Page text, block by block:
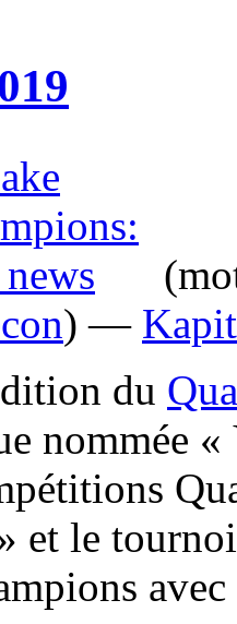
) —
du
nommée «
et le